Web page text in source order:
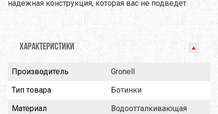
надежная конструкция, которая вас не подведет.
ХАРАКТЕРИСТИКИ
Производитель
Gronell
Тип товара
Ботинки
Материал
Водоотталкивающая